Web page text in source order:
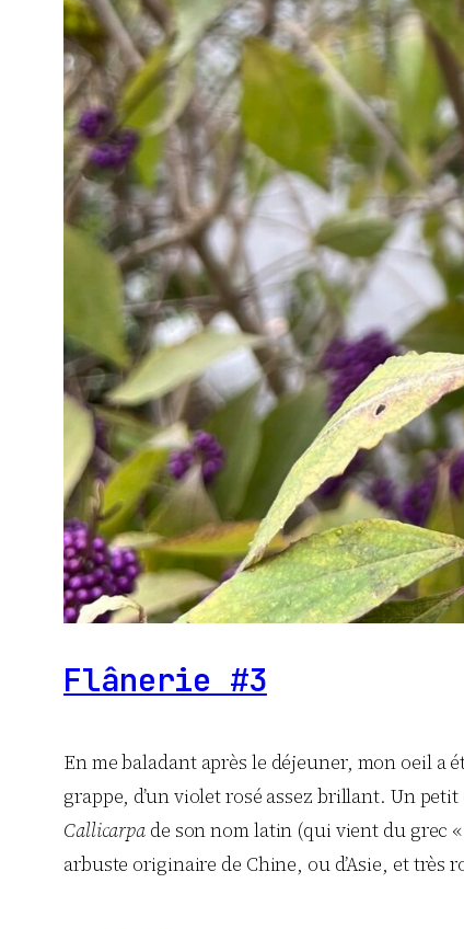
Flânerie #3
En me baladant après le déjeuner, mon oeil
grappe, d’un violet rosé assez brillant. Un
Callicarpa de son nom latin (qui vient du grec
arbuste originaire de Chine, ou d’Asie, et très